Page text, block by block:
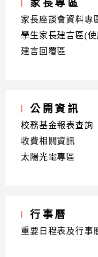
家長專區
家長座談會資料專
學生家長建言區(
建言回覆區
公開資訊
校務基金報表查詢
收費相關資訊
太陽光電專區
行事曆
重要日程表及行事